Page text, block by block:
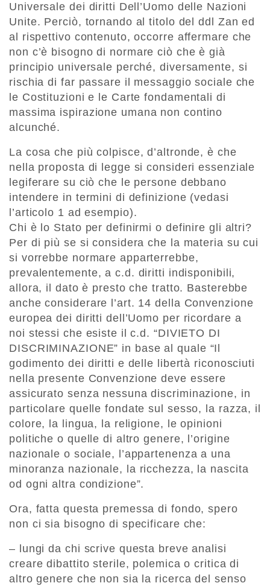
Universale dei diritti Dell’Uomo delle Nazioni
Unite. Perciò, tornando al titolo del ddl Zan ed
al rispettivo contenuto, occorre affermare che
non c’è bisogno di normare ciò che è già
principio universale perché, diversamente, si
rischia di far passare il messaggio sociale che
le Costituzioni e le Carte fondamentali di
massima ispirazione umana non contino
alcunché.
La cosa che più colpisce, d’altronde, è che
nella proposta di legge si consideri essenziale
legiferare su ciò che le persone debbano
intendere in termini di definizione (vedasi
l’articolo 1 ad esempio).
Chi è lo Stato per definirmi o definire gli altri?
Per di più se si considera che la materia su cui
si vorrebbe normare apparterrebbe,
prevalentemente, a c.d. diritti indisponibili,
allora, il dato è presto che tratto. Basterebbe
anche considerare l’art. 14 della Convenzione
europea dei diritti dell’Uomo per ricordare a
noi stessi che esiste il c.d. “DIVIETO DI
DISCRIMINAZIONE” in base al quale “Il
godimento dei diritti e delle libertà riconosciuti
nella presente Convenzione deve essere
assicurato senza nessuna discriminazione, in
particolare quelle fondate sul sesso, la razza, il
colore, la lingua, la religione, le opinioni
politiche o quelle di altro genere, l’origine
nazionale o sociale, l’appartenenza a una
minoranza nazionale, la ricchezza, la nascita
od ogni altra condizione”.
Ora, fatta questa premessa di fondo, spero
non ci sia bisogno di specificare che:
– lungi da chi scrive questa breve analisi
creare dibattito sterile, polemica o critica di
altro genere che non sia la ricerca del senso